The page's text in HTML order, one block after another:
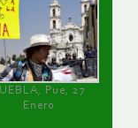
Pue, 27
Enero